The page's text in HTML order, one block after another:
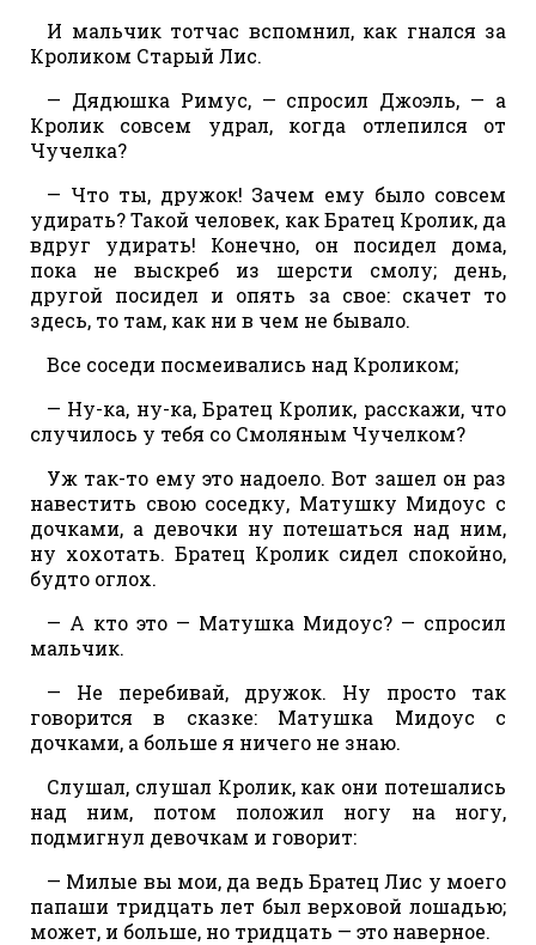
И мальчик тотчас вспомнил, как гнался за
Кроликом Старый Лис.
— Дядюшка Римус, — спросил Джоэль, — а
Кролик совсем удрал, когда отлепился от
Чучелка?
— Что ты, дружок! Зачем ему было совсем
удирать? Такой человек, как Братец Кролик, да
вдруг удирать! Конечно, он посидел дома,
пока не выскреб из шерсти смолу; день,
другой посидел и опять за свое: скачет то
здесь, то там, как ни в чем не бывало.
Все соседи посмеивались над Кроликом;
— Ну-ка, ну-ка, Братец Кролик, расскажи, что
случилось у тебя со Смоляным Чучелком?
Уж так-то ему это надоело. Вот зашел он раз
навестить свою соседку, Матушку Мидоус с
дочками, а девочки ну потешаться над ним,
ну хохотать. Братец Кролик сидел спокойно,
будто оглох.
— А кто это — Матушка Мидоус? — спросил
мальчик.
— Не перебивай, дружок. Ну просто так
говорится в сказке: Матушка Мидоус с
дочками, а больше я ничего не знаю.
Слушал, слушал Кролик, как они потешались
над ним, потом положил ногу на ногу,
подмигнул девочкам и говорит:
— Милые вы мои, да ведь Братец Лис у моего
папаши тридцать лет был верховой лошадью;
может, и больше, но тридцать — это наверное.